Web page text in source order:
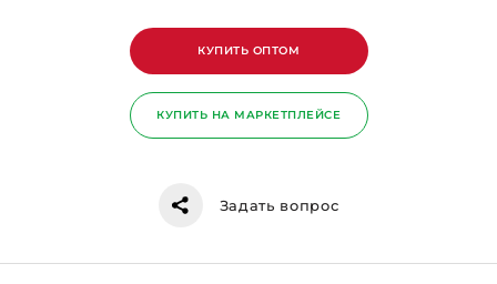
КУПИТЬ ОПТОМ
КУПИТЬ НА МАРКЕТПЛЕЙСЕ
Задать вопрос